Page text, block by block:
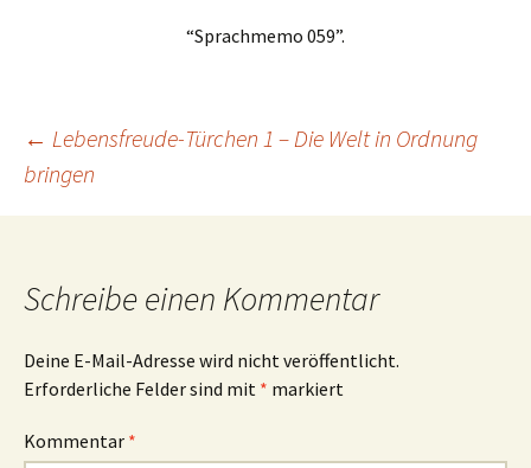
“Sprachmemo 059”.
Beitragsnavigation
← Lebensfreude-Türchen 1 – Die Welt in Ordnung
bringen
Schreibe einen Kommentar
Deine E-Mail-Adresse wird nicht veröffentlicht.
Erforderliche Felder sind mit * markiert
Kommentar *